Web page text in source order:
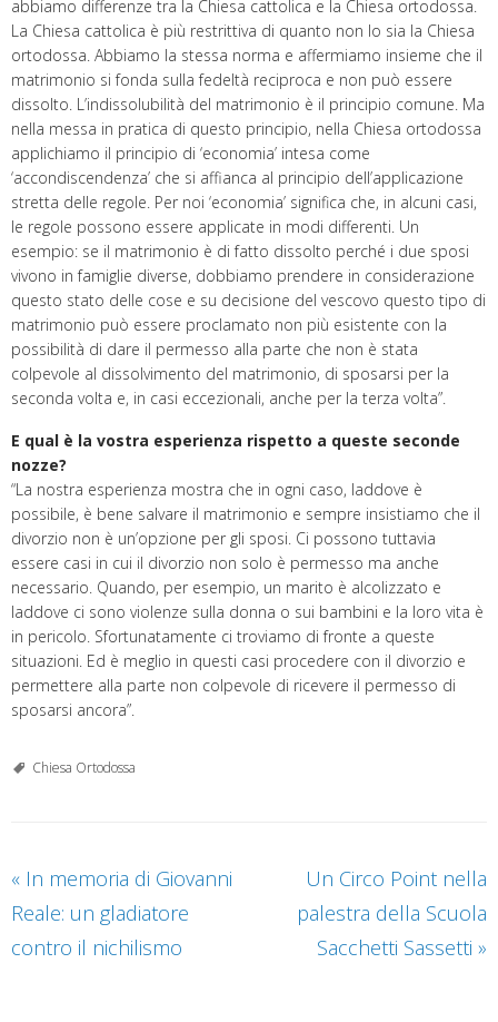
abbiamo differenze tra la Chiesa cattolica e la Chiesa ortodossa.
La Chiesa cattolica è più restrittiva di quanto non lo sia la Chiesa
ortodossa. Abbiamo la stessa norma e affermiamo insieme che il
matrimonio si fonda sulla fedeltà reciproca e non può essere
dissolto. L’indissolubilità del matrimonio è il principio comune. Ma
nella messa in pratica di questo principio, nella Chiesa ortodossa
applichiamo il principio di ‘economia’ intesa come
‘accondiscendenza’ che si affianca al principio dell’applicazione
stretta delle regole. Per noi ‘economia’ significa che, in alcuni casi,
le regole possono essere applicate in modi differenti. Un
esempio: se il matrimonio è di fatto dissolto perché i due sposi
vivono in famiglie diverse, dobbiamo prendere in considerazione
questo stato delle cose e su decisione del vescovo questo tipo di
matrimonio può essere proclamato non più esistente con la
possibilità di dare il permesso alla parte che non è stata
colpevole al dissolvimento del matrimonio, di sposarsi per la
seconda volta e, in casi eccezionali, anche per la terza volta”.
E qual è la vostra esperienza rispetto a queste seconde
nozze?
“La nostra esperienza mostra che in ogni caso, laddove è
possibile, è bene salvare il matrimonio e sempre insistiamo che il
divorzio non è un’opzione per gli sposi. Ci possono tuttavia
essere casi in cui il divorzio non solo è permesso ma anche
necessario. Quando, per esempio, un marito è alcolizzato e
laddove ci sono violenze sulla donna o sui bambini e la loro vita è
in pericolo. Sfortunatamente ci troviamo di fronte a queste
situazioni. Ed è meglio in questi casi procedere con il divorzio e
permettere alla parte non colpevole di ricevere il permesso di
sposarsi ancora”.
Chiesa Ortodossa
« In memoria di Giovanni
Reale: un gladiatore
contro il nichilismo
Un Circo Point nella
palestra della Scuola
Sacchetti Sassetti »